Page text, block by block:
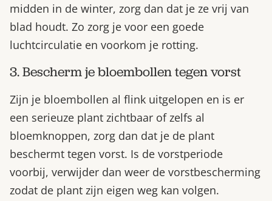
midden in de winter, zorg dan dat je ze vrij van
blad houdt. Zo zorg je voor een goede
luchtcirculatie en voorkom je rotting.
3. Bescherm je bloembollen tegen vorst
Zijn je bloembollen al flink uitgelopen en is er
een serieuze plant zichtbaar of zelfs al
bloemknoppen, zorg dan dat je de plant
beschermt tegen vorst. Is de vorstperiode
voorbij, verwijder dan weer de vorstbescherming
zodat de plant zijn eigen weg kan volgen.